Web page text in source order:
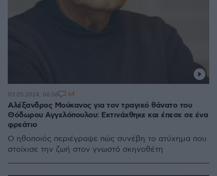
Αλέξανδρος Μούκανος για τον τραγικό θάνατο του
Θόδωρου Αγγελόπουλου: Εκτινάχθηκε και έπεσε σε ένα
φρεάτιο
Ο ηθοποιός περιέγραψε πώς συνέβη το ατύχημα που
στοίχισε την ζωή στον γνωστό σκηνοθέτη
03.05.2024, 06:56 64